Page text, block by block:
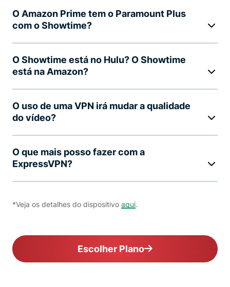
O Amazon Prime tem o Paramount Plus
com o Showtime?
O Showtime está no Hulu? O Showtime
está na Amazon?
O uso de uma VPN irá mudar a qualidade
do vídeo?
O que mais posso fazer com a
ExpressVPN?
*Veja os detalhes do dispositivo aqui.
Escolher Plano